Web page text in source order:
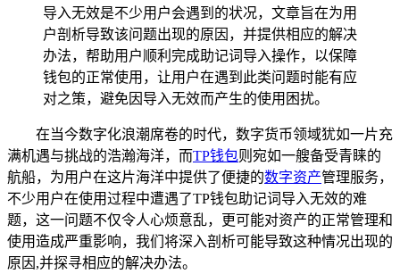
导入无效是不少用户会遇到的状况，文章旨在为用
户剖析导致该问题出现的原因，并提供相应的解决
办法，帮助用户顺利完成助记词导入操作，以保障
钱包的正常使用，让用户在遇到此类问题时能有应
对之策，避免因导入无效而产生的使用困扰。
在当今数字化浪潮席卷的时代，数字货币领域犹如一片充
满机遇与挑战的浩瀚海洋，而TP钱包则宛如一艘备受青睐的
航船，为用户在这片海洋中提供了便捷的数字资产管理服务，
不少用户在使用过程中遭遇了TP钱包助记词导入无效的难
题，这一问题不仅令人心烦意乱，更可能对资产的正常管理和
使用造成严重影响，我们将深入剖析可能导致这种情况出现的
原因,并探寻相应的解决办法。